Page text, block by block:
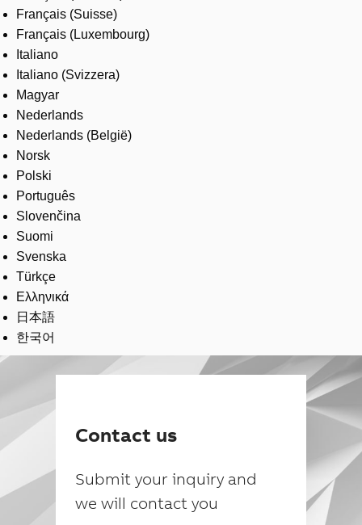
Français (Suisse)
Français (Luxembourg)
Italiano
Italiano (Svizzera)
Magyar
Nederlands
Nederlands (België)
Norsk
Polski
Português
Slovenčina
Suomi
Svenska
Türkçe
Ελληνικά
日本語
한국어
Contact us
Submit your inquiry and
we will contact you